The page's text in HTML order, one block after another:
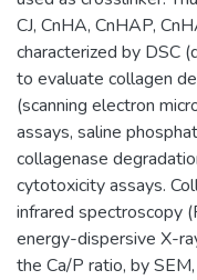
CJ, CnHA, CnHAP,
characterized by DSC
to evaluate collagen
(scanning electron
assays, saline
collagenase
cytotoxicity assays.
infrared spectroscopy
energy-dispersive X-
the Ca/P ratio, by